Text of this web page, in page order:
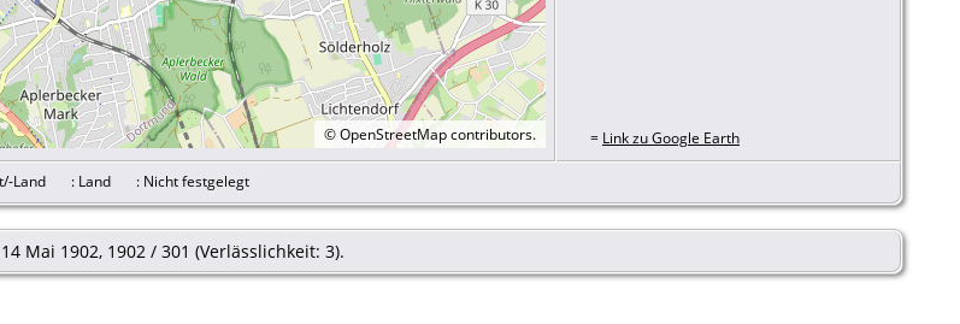
©OpenStreetMapcontributors. = Link zu Google Earth
Land : Land : Nicht festgelegt
Mai 1902, 1902 / 301 (Verlässlichkeit: 3).